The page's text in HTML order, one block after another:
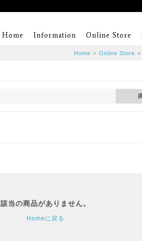
Home Information Online Store
Home > Online Store >
該当の商品がありません。
Homeに戻る